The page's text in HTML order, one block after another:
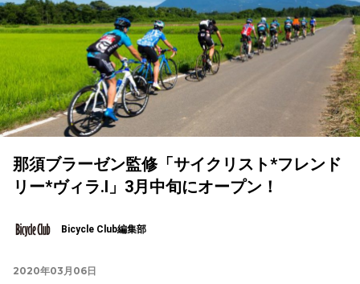
那須ブラーゼン監修「サイクリスト*フレンド
リー*ヴィラ.I」3月中旬にオープン！
Bicycle Club編集部
2020年03月06日